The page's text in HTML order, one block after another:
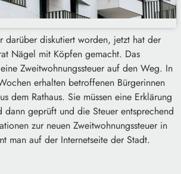
darüber diskutiert worden, jetzt hat der
Nägel mit Köpfen gemacht. Das
Zweitwohnungssteuer auf den Weg. In
erhalten betroffenen Bürgerinnen
dem Rathaus. Sie müssen eine Erklärung
geprüft und die Steuer entsprechend
zur neuen Zweitwohnungssteuer in
man auf der Internetseite der Stadt.